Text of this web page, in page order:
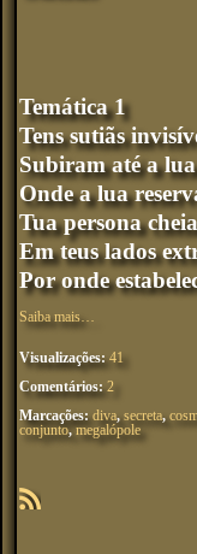
Temática 1
Tens sutiãs
Subiram até a lua
Onde a lua
Tua persona
Em teus lados
Por onde
Saiba mais…
Visualizações: 41
Comentários: 2
Marcações: diva, secreta,
conjunto,megalópole